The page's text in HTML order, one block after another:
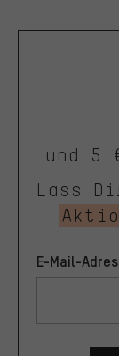
und 5
Lass
E-Mail-